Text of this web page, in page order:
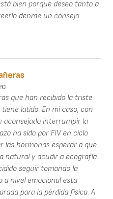
bien porque deseo tanto a
denme un consejo
que han recibido la triste
latido. En mi caso, con
aconsejado interrumpir la
ha sido por FIV en ciclo
las hormonas esperar a que
natural y acudir a ecografía
seguir tomando la
a nivel emocional esta
para la pérdida física. A